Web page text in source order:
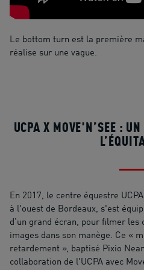
Le bottom turn est la première
réalise sur une vague.
UCPA X MOVE'N’SEE :
En 2017, le centre équestre
à l'ouest de Bordeaux, s'est
d’un grand écran, pour filmer
images dans son manège. Ce «
retardement », baptisé Pixio
collaboration de l'UCPA avec